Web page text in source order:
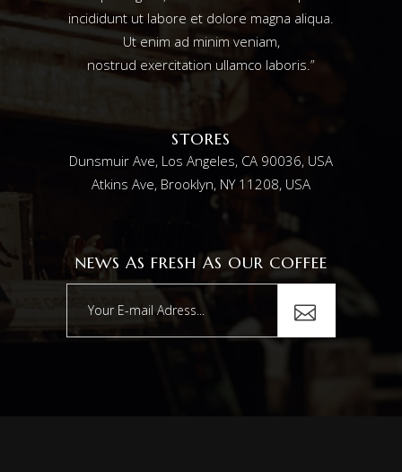
incididunt ut labore et dolore magna aliqua.
Ut enim ad minim veniam,
nostrud exercitation ullamco laboris.”
STORES
Dunsmuir Ave, Los Angeles, CA 90036, USA
Atkins Ave, Brooklyn, NY 11208, USA
NEWS AS FRESH AS OUR COFFEE